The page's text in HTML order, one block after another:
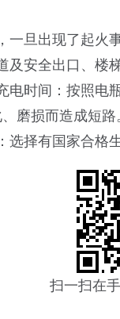
一旦出现了起
安全出口、
时间：按照电
磨损而造成短
择有国家合格
扫一扫在